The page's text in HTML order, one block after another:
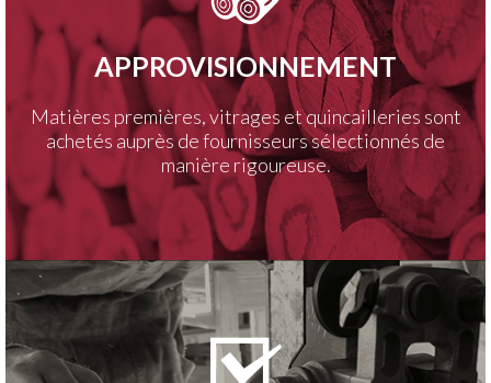
APPROVISIONNEMENT
Matières premières, vitrages et quincailleries sont
achetés auprès de fournisseurs sélectionnés de
manière rigoureuse.